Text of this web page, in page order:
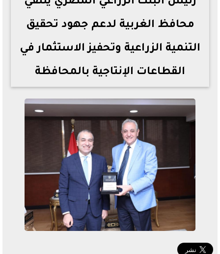
محافظ الغربية لدعم جهود تحقيق
التنمية الزراعية وتحفيز الاستثمار في
القطاعات الإنتاجية بالمحافظة